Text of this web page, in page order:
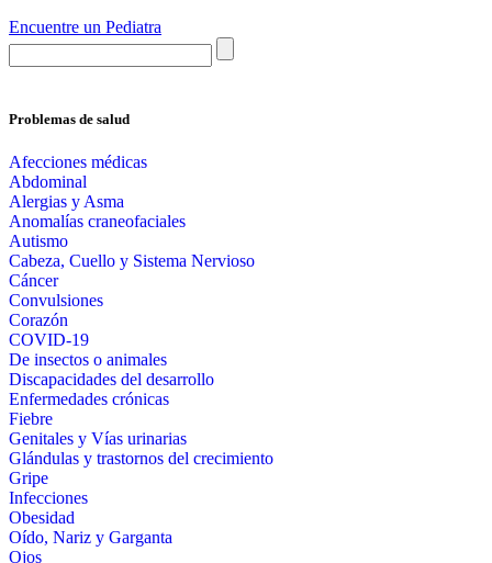
Encuentre un Pediatra
Problemas de salud
Afecciones médicas
Abdominal
Alergias y Asma
Anomalías craneofaciales
Autismo
Cabeza, Cuello y Sistema Nervioso
Cáncer
Convulsiones
Corazón
COVID-19
De insectos o animales
Discapacidades del desarrollo
Enfermedades crónicas
Fiebre
Genitales y Vías urinarias
Glándulas y trastornos del crecimiento
Gripe
Infecciones
Obesidad
Oído, Nariz y Garganta
Ojos